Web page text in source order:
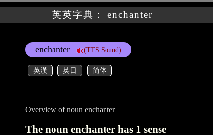
英英字典： enchanter
enchanter (TTS Sound)
英漢 英日 简体
Overview of noun enchanter
The noun enchanter has 1 sense